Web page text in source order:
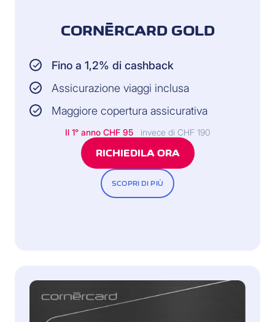
CORNÈRCARD GOLD
Fino a 1,2% di cashback
Assicurazione viaggi inclusa
Maggiore copertura assicurativa
Il 1° anno CHF 95 invece di CHF 190
RICHIEDILA ORA
SCOPRI DI PIÙ